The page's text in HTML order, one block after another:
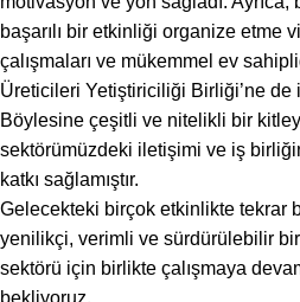
başarılı bir etkinliği organize etme
çalışmaları ve mükemmel ev
Üreticileri Yetiştiriciliği Birliği’ne
Böylesine çeşitli ve nitelikli bir
sektörümüzdeki iletişimi ve iş
katkı sağlamıştır.
Gelecekteki birçok etkinlikte tekrar
yenilikçi, verimli ve sürdürülebilir
sektörü için birlikte çalışmaya
bekliyoruz.